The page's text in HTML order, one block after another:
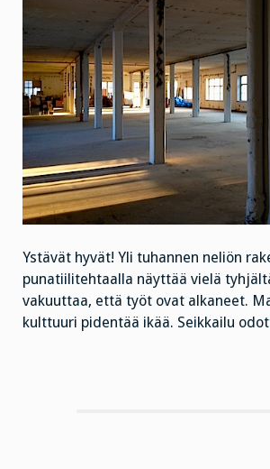
Ystävät hyvät! Yli tuhannen neliön
punatiilitehtaalla näyttää vielä
vakuuttaa, että työt ovat alkaneet.
kulttuuri pidentää ikää. Seikkailu